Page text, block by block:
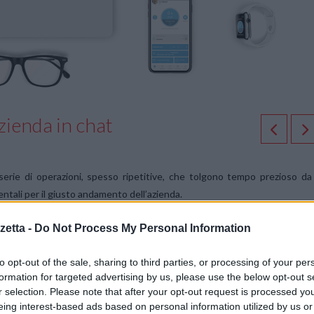
- Do Not Process My Personal Information
opt-out of the sale, sharing to third parties, or processing of your
for targeted advertising by us, please use the below opt-out
selection. Please note that after your opt-out request is processed
interest-based ads based on personal information utilized by us
in chat
di operazioni, spesso ripetitive, che tolgono tempo prezioso da
per il giusto andamento dell’azienda.
efficienza e operatività, ma ancora oggi il tempo e le risorse
negativamente sulla produttività, soprattutto nelle PMI.
una grande opportunità per le aziende. Questa è l’idea
italiana specializzata nello sviluppo di soluzioni innovative e